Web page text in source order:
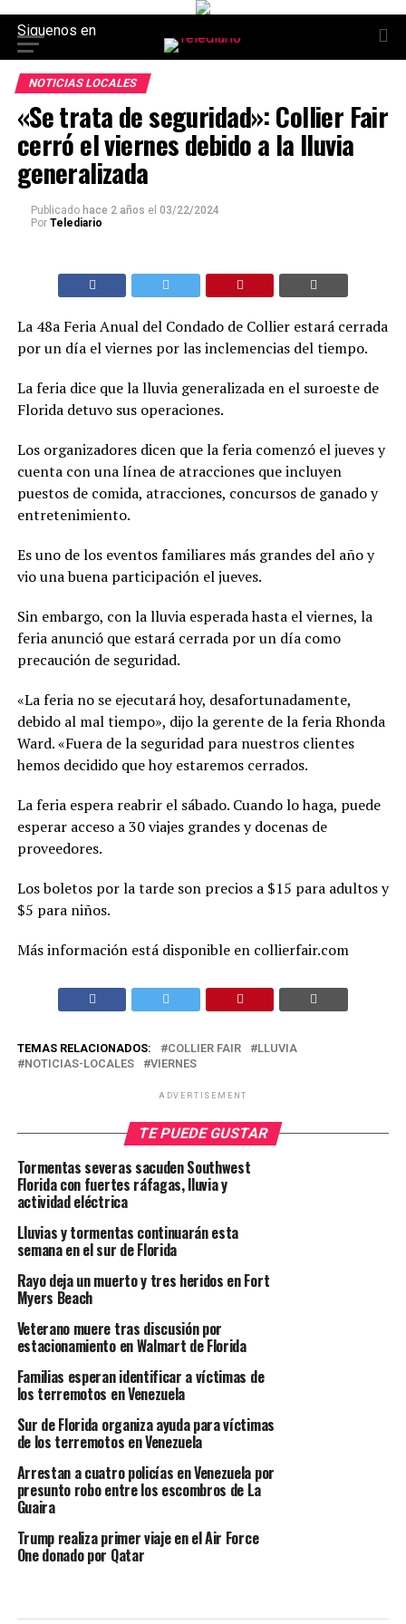
Siguenos en
NOTICIAS LOCALES
«Se trata de seguridad»: Collier Fair
cerró el viernes debido a la lluvia
generalizada
Publicado hace 2 años el 03/22/2024
Por Telediario
La 48a Feria Anual del Condado de Collier estará cerrada
por un día el viernes por las inclemencias del tiempo.
La feria dice que la lluvia generalizada en el suroeste de
Florida detuvo sus operaciones.
Los organizadores dicen que la feria comenzó el jueves y
cuenta con una línea de atracciones que incluyen
puestos de comida, atracciones, concursos de ganado y
entretenimiento.
Es uno de los eventos familiares más grandes del año y
vio una buena participación el jueves.
Sin embargo, con la lluvia esperada hasta el viernes, la
feria anunció que estará cerrada por un día como
precaución de seguridad.
«La feria no se ejecutará hoy, desafortunadamente,
debido al mal tiempo», dijo la gerente de la feria Rhonda
Ward. «Fuera de la seguridad para nuestros clientes
hemos decidido que hoy estaremos cerrados.
La feria espera reabrir el sábado. Cuando lo haga, puede
esperar acceso a 30 viajes grandes y docenas de
proveedores.
Los boletos por la tarde son precios a $15 para adultos y
$5 para niños.
Más información está disponible en collierfair.com
TEMAS RELACIONADOS: COLLIER FAIR
LLUVIA
NOTICIAS-LOCALES
VIERNES
ADVERTISEMENT
TE PUEDE GUSTAR
Tormentas severas sacuden Southwest
Florida con fuertes ráfagas, lluvia y
actividad eléctrica
Lluvias y tormentas continuarán esta
semana en el sur de Florida
Rayo deja un muerto y tres heridos en Fort
Myers Beach
Veterano muere tras discusión por
estacionamiento en Walmart de Florida
Familias esperan identificar a víctimas de
los terremotos en Venezuela
Sur de Florida organiza ayuda para víctimas
de los terremotos en Venezuela
Arrestan a cuatro policías en Venezuela por
presunto robo entre los escombros de La
Guaira
Trump realiza primer viaje en el Air Force
One donado por Qatar